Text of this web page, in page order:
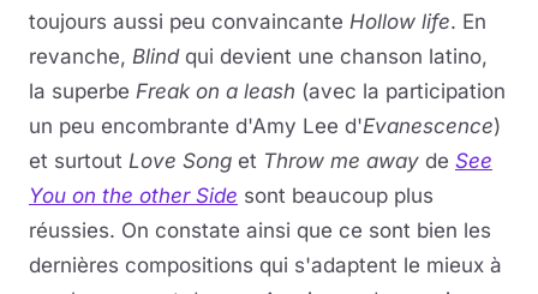
toujours aussi peu convaincante Hollow life. En
revanche, Blindqui devient une chanson latino,
la superbe Freak on a leash (avec la participation
un peu encombrante d'Amy Lee d'Evanescence)
et surtout Love Song et Throw me away de See
You on the other Side sont beaucoup plus
réussies. On constate ainsi que ce sont bien les
dernières compositions qui s'adaptent le mieux à